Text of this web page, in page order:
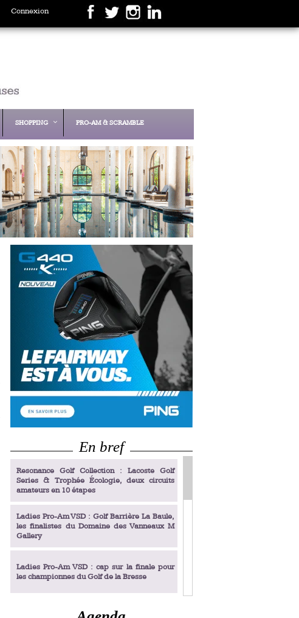
Connexion
SHOPPING PRO-AM & SCRAMBLE
En bref
Resonance Golf Collection : Lacoste Golf
Series & Trophée Écologie, deux circuits
amateurs en 10 étapes
Ladies Pro-Am VSD : Golf Barrière La Baule,
les finalistes du Domaine des Vanneaux M
Gallery
Ladies Pro-Am VSD : cap sur la finale pour
les championnes du Golf de la Bresse
Ladies Pro-Am VSD : Golf du Prieuré, elles